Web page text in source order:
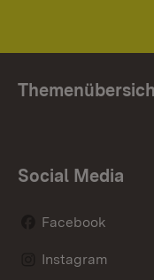
Social Media
Facebook
Instagram